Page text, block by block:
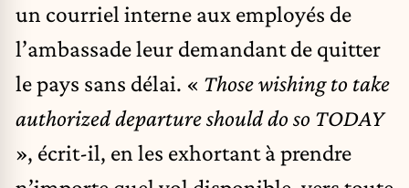
un courriel interne aux employés de
l’ambassade leur demandant de quitter
le pays sans délai. « Those wishing to take
authorized departure should do so TODAY
», écrit-il, en les exhortant à prendre